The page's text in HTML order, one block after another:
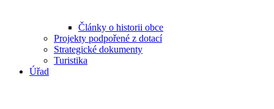
Články o historii obce
Projekty podpořené z dotací
Strategické dokumenty
Turistika
Úřad